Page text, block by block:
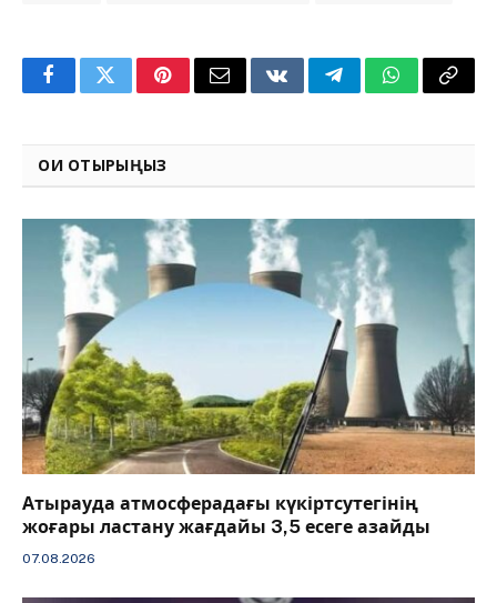
FacebookTwitterPinterestEmail VKontakteTelegramWhatsApp
Copy
ОҚИ ОТЫРЫҢЫЗ
Атырауда атмосферадағы күкіртсутегінің
жоғары ластану жағдайы 3,5 есеге азайды
07.08.2026